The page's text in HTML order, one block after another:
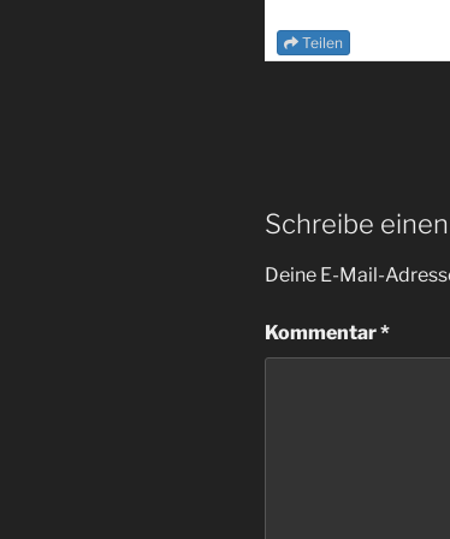
Teilen
Schreibe
Deine E-Mail-
Kommentar*